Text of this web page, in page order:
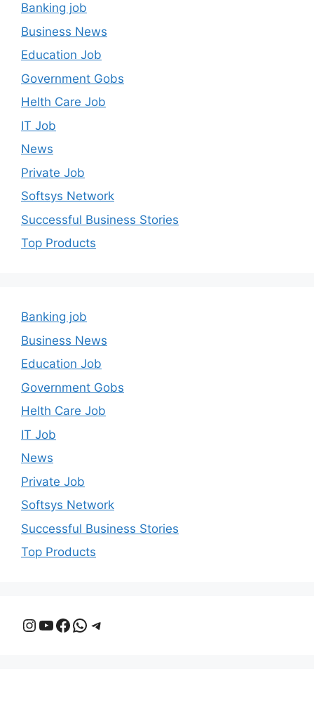
Banking job
Business News
Education Job
Government Gobs
Helth Care Job
IT Job
News
Private Job
Softsys Network
Successful Business Stories
Top Products
Banking job
Business News
Education Job
Government Gobs
Helth Care Job
IT Job
News
Private Job
Softsys Network
Successful Business Stories
Top Products
Instagram
YouTube
Facebook
WhatsApp
Telegram